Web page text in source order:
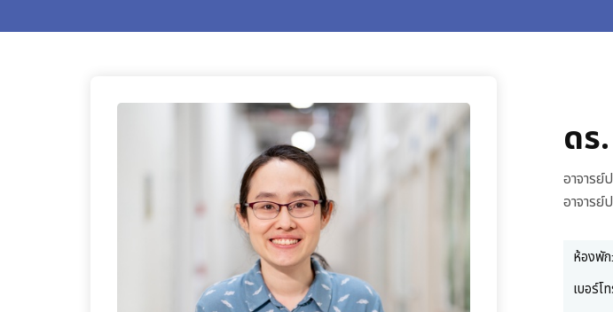
ดร
อาจารย์ป
อาจารย์ป
ห้องพัก:
เบอร์โ